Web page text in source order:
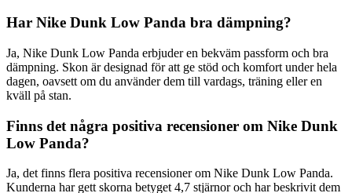
Har Nike Dunk Low Panda bra dämpning?
Ja, Nike Dunk Low Panda erbjuder en bekväm passform och bra
dämpning. Skon är designad för att ge stöd och komfort under hela
dagen, oavsett om du använder dem till vardags, träning eller en
kväll på stan.
Finns det några positiva recensioner om Nike Dunk
Low Panda?
Ja, det finns flera positiva recensioner om Nike Dunk Low Panda.
Kunderna har gett skorna betyget 4,7 stjärnor och har beskrivit dem